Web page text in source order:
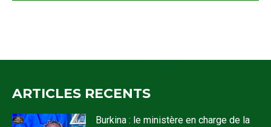
ARTICLES RECENTS
Burkina : le ministère en charge de la